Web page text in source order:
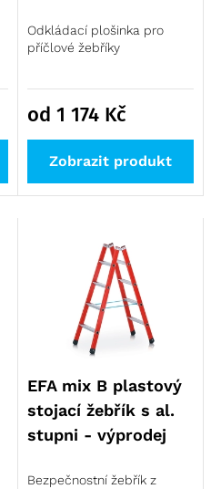
Odkládací plošinka pro
příčlové žebříky
od 1 174 Kč
Zobrazit produkt
EFA mix B plastový
stojací žebřík s al.
stupni - výprodej
Bezpečnostní žebřík z